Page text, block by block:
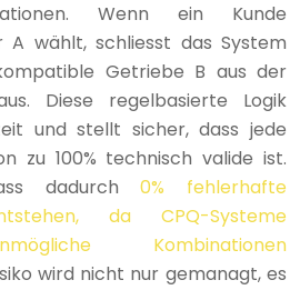
Wenn ein Kunde
A wählt, schliesst das System
Getriebe B aus der
Diese regelbasierte Logik
und stellt sicher, dass jede
zu 100% technisch valide ist.
dadurch0% fehlerhafte
da CPQ-Systeme
Kombinationen
wird nicht nur gemanagt, es